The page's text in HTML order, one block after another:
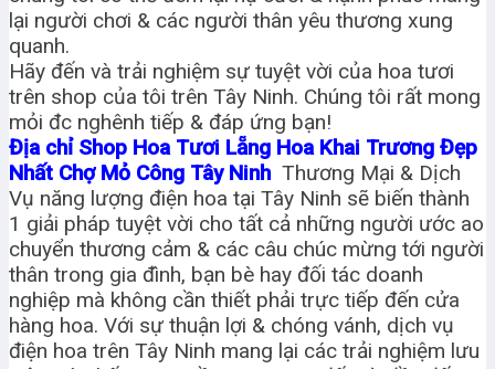
lại người chơi & các người thân yêu thương xung
quanh.
Hãy đến và trải nghiệm sự tuyệt vời của hoa tươi
trên shop của tôi trên Tây Ninh. Chúng tôi rất mong
mỏi đc nghênh tiếp & đáp ứng bạn!
Địa chỉ Shop Hoa Tươi Lẵng Hoa Khai Trương Đẹp
Nhất Chợ Mỏ Công Tây Ninh Thương Mại & Dịch
Vụ năng lượng điện hoa tại Tây Ninh sẽ biến thành
1 giải pháp tuyệt vời cho tất cả những người ước ao
chuyển thương cảm & các câu chúc mừng tới người
thân trong gia đình, bạn bè hay đối tác doanh
nghiệp mà không cần thiết phải trực tiếp đến cửa
hàng hoa. Với sự thuận lợi & chóng vánh, dịch vụ
điện hoa trên Tây Ninh mang lại các trải nghiệm lưu